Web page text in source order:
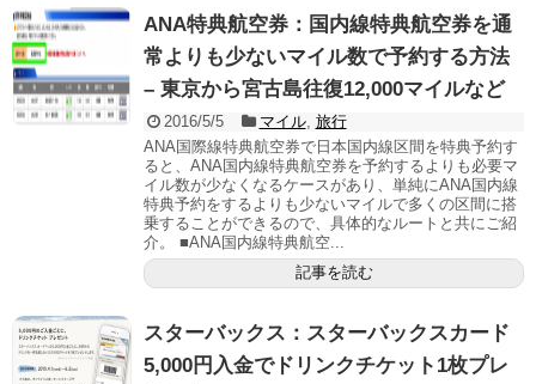
ANA特典航空券：国内線特典航空券を通
常よりも少ないマイル数で予約する方法
– 東京から宮古島往復12,000マイルなど
2016/5/5 マイル, 旅行
ANA国際線特典航空券で日本国内線区間を特典予約す
ると、ANA国内線特典航空券を予約するよりも必要マ
イル数が少なくなるケースがあり、単純にANA国内線
特典予約をするよりも少ないマイルで多くの区間に搭
乗することができるので、具体的なルートと共にご紹
介。 ■ANA国内線特典航空...
記事を読む
スターバックス：スターバックスカード
5,000円入金でドリンクチケット1枚プレ